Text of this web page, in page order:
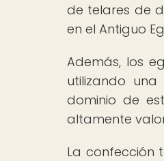
de telares de
en el Antiguo
Además, los
utilizando
dominio de
altamente
La confección